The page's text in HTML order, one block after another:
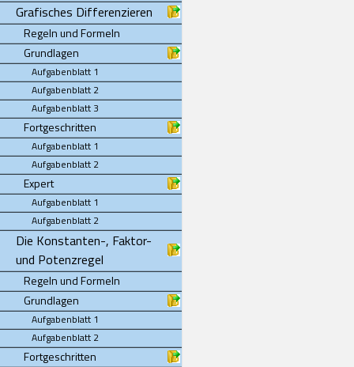
Grafisches Differenzieren
Regeln und Formeln
Grundlagen
Aufgabenblatt 1
Aufgabenblatt 2
Aufgabenblatt 3
Fortgeschritten
Aufgabenblatt 1
Aufgabenblatt 2
Expert
Aufgabenblatt 1
Aufgabenblatt 2
Die Konstanten-, Faktor-
und Potenzregel
Regeln und Formeln
Grundlagen
Aufgabenblatt 1
Aufgabenblatt 2
Fortgeschritten